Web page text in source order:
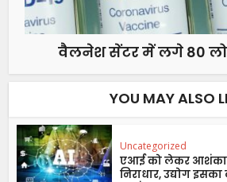
वैलनेश सेंटर में लगे 80
YOU MAY ALSO
Uncategorized
एआई को लेकर
निराधार, उद्योग